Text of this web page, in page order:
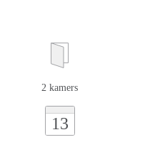
2 kamers
13